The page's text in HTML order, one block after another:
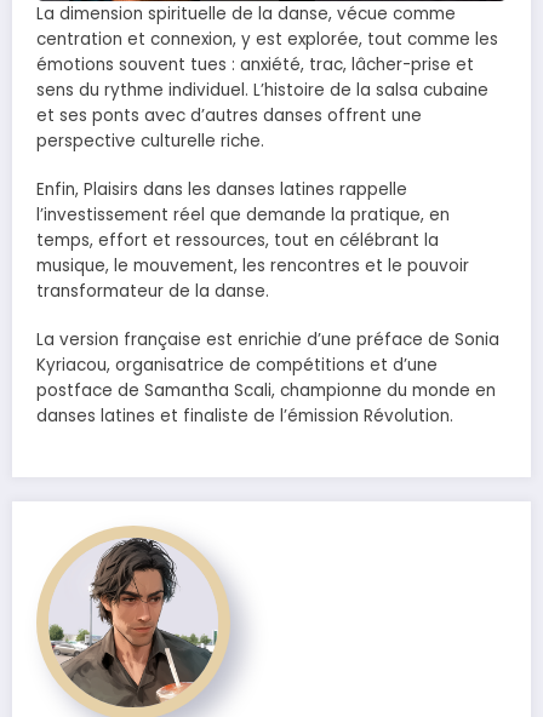
La dimension spirituelle de la danse, vécue comme
centration et connexion, y est explorée, tout comme les
émotions souvent tues : anxiété, trac, lâcher-prise et
sens du rythme individuel. L’histoire de la salsa cubaine
et ses ponts avec d’autres danses offrent une
perspective culturelle riche.
Enfin, Plaisirs dans les danses latines rappelle
l’investissement réel que demande la pratique, en
temps, effort et ressources, tout en célébrant la
musique, le mouvement, les rencontres et le pouvoir
transformateur de la danse.
La version française est enrichie d’une préface de Sonia
Kyriacou, organisatrice de compétitions et d’une
postface de Samantha Scali, championne du monde en
danses latines et finaliste de l’émission Révolution.